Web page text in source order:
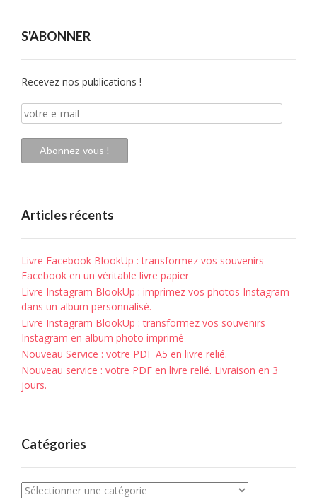
S'ABONNER
Recevez nos publications !
votre
e-
mail
Abonnez-vous !
Articles récents
Livre Facebook BlookUp : transformez vos souvenirs
Facebook en un véritable livre papier
Livre Instagram BlookUp : imprimez vos photos Instagram
dans un album personnalisé.
Livre Instagram BlookUp : transformez vos souvenirs
Instagram en album photo imprimé
Nouveau Service : votre PDF A5 en livre relié.
Nouveau service : votre PDF en livre relié. Livraison en 3
jours.
Catégories
Catégories